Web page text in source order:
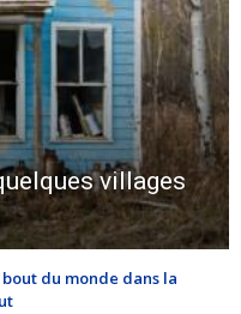
villages
du monde dans la